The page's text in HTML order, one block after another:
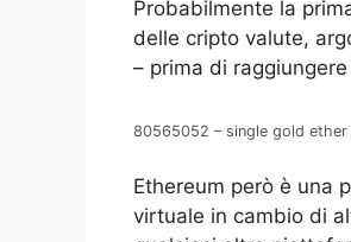
Probabilmente la
delle cripto valute,
– prima di
80565052 – single gold
Ethereum però è una
virtuale in cambio di